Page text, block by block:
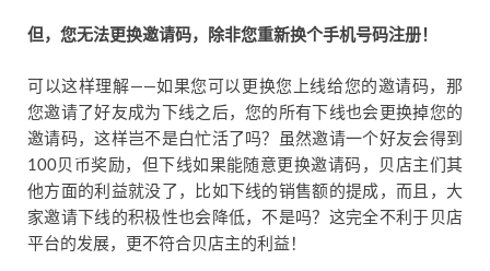
但，您无法更换邀请码，除非您重新换个手机号码注册！
可以这样理解——如果您可以更换您上线给您的邀请码，那
您邀请了好友成为下线之后，您的所有下线也会更换掉您的
邀请码，这样岂不是白忙活了吗？虽然邀请一个好友会得到
100贝币奖励，但下线如果能随意更换邀请码，贝店主们其
他方面的利益就没了，比如下线的销售额的提成，而且，大
家邀请下线的积极性也会降低，不是吗？这完全不利于贝店
平台的发展，更不符合贝店主的利益！